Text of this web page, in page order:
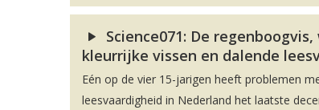
Science071: De
kleurrijke vissen en dalende
Eén op de vier 15-jarigen heeft problemen
leesvaardigheid in Nederland het laatste